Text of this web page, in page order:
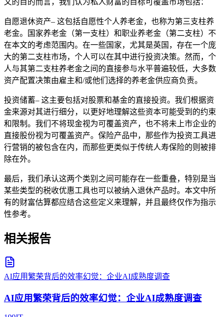
自愿退休资产– 这包括自愿性个人养老金，也称为第三支柱养
老金。国家养老金（第一支柱）和职业养老金（第二支柱）不
在本文的考虑范围内。在一些国家，尤其是英国，存在一个庞
大的第二支柱市场，个人可以在其中进行投资决策。然而，个
人与其第二支柱养老金之间的直接参与水平普遍较低，大多数
资产配置决策由雇主和/或他们选择的养老金供应商负责。
投资储蓄– 这主要包括对股票和基金的直接投资。我们根据资
金来源对其进行细分，以更好地理解这些资本可能受到的约束
和限制。我们不将现金视为可覆盖资产，也不将未上市企业的
直接股份视为可覆盖资产。保险产品中，那些作为投资工具进
行营销的被包含在内，而那些更类似于传统人寿保险的则被排
除在外。
最后，我们承认这两个类别之间可能存在一些重叠，特别是当
某些类型的税收优惠工具也可以被纳入退休产品时。本文中所
有的财富估算都应结合这些定义来理解，并且最终仅作为指示
性参考。
相关报告
AI应用繁荣背后的效率幻觉：企业AI成熟度调查
AI应用繁荣背后的效率幻觉：企业AI成熟度调查